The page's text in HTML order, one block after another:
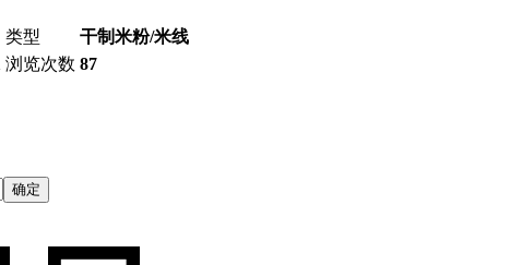
类型
干制米粉/米线
浏览次数 87
确定